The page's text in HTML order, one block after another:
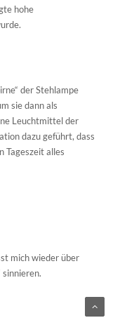
hohe
der Stehlampe
sie dann als
Leuchtmittel der
dazu geführt, dass
Tageszeit alles
mich wieder über
sinnieren.